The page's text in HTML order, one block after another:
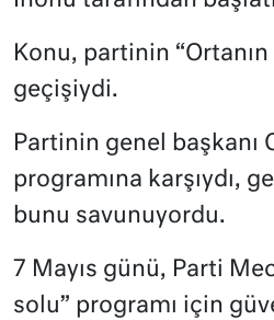
Konu, partinin
geçişiydi.
Partinin genel başkanı
programına karşıydı,
bunu savunuyordu.
7 Mayıs günü, Parti
solu” programı için